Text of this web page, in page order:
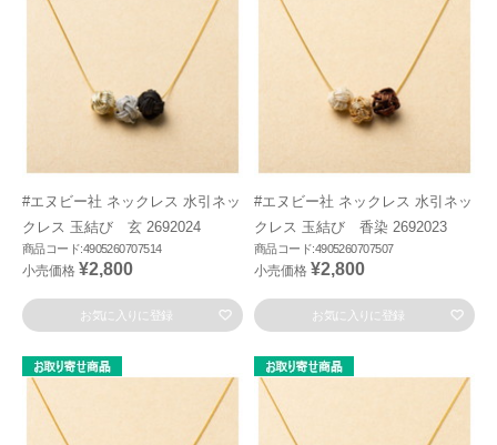
#エヌビー社 ネックレス 水引ネッ
クレス 玉結び 玄 2692024
商品コード:4905260707514
小売価格 ¥2,800
お気に入りに登録
#エヌビー社 ネックレス 水引ネッ
クレス 玉結び 香染 2692023
商品コード:4905260707507
小売価格 ¥2,800
お気に入りに登録